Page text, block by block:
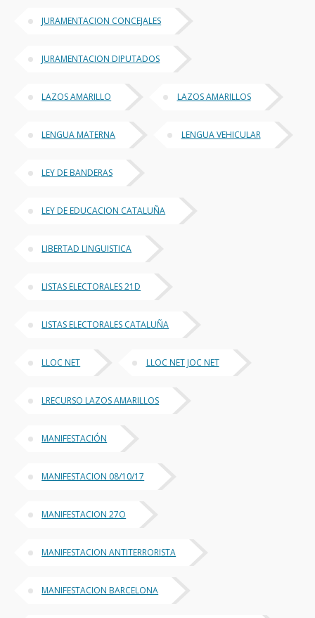
JURAMENTACION CONCEJALES
JURAMENTACION DIPUTADOS
LAZOS AMARILLO LAZOS AMARILLOS
LENGUA MATERNA LENGUA VEHICULAR
LEY DE BANDERAS
LEY DE EDUCACION CATALUÑA
LIBERTAD LINGUISTICA
LISTAS ELECTORALES 21D
LISTAS ELECTORALES CATALUÑA
LLOC NET LLOC NET JOC NET
LRECURSO LAZOS AMARILLOS
MANIFESTACIÓN
MANIFESTACION 08/10/17
MANIFESTACION 27O
MANIFESTACION ANTITERRORISTA
MANIFESTACION BARCELONA